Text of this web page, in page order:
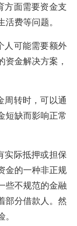
方面需要资金支
费等问题。
人可能需要额外
金解决方案，
周转时，可以通
短缺而影响正常
实际抵押或担保
金的一种非正规
些不规范的金融
部分借款人。然